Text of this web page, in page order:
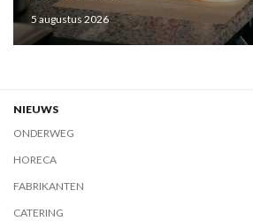
5 augustus 2026
NIEUWS
ONDERWEG
HORECA
FABRIKANTEN
CATERING